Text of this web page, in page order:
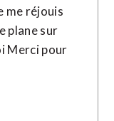
me réjouis
plane sur
Merci pour